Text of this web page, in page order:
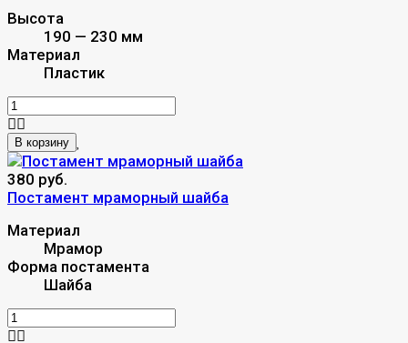
Высота
190 — 230 мм
Материал
Пластик
В корзину
380 руб.
Постамент мраморный шайба
Материал
Мрамор
Форма постамента
Шайба